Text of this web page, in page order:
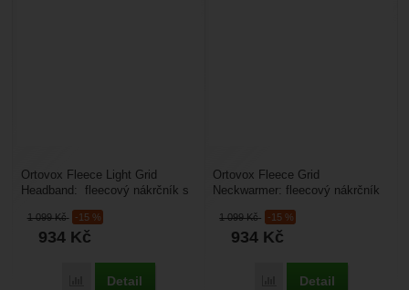
1 099Kč -15 %
934 Kč
Porovnat
Detail
Ortovox Fleece Light Grid
Headband: fleecový nákrčník s
prodyšný, dobře...
1 099Kč -15 %
934 Kč
Porovnat
Detail
Ortovox Fleece Grid
Neckwarmer: fleecový nákrčník
prodyšný, dobře odvádí...